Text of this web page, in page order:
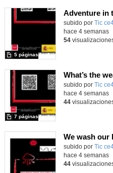
Adventure in
subido por Tic
5 páginas
hace 4 semanas
54
What’s the
subido por Tic
7 páginas
hace 4 semanas
44
We wash our
subido por Tic
hace 4 semanas
44